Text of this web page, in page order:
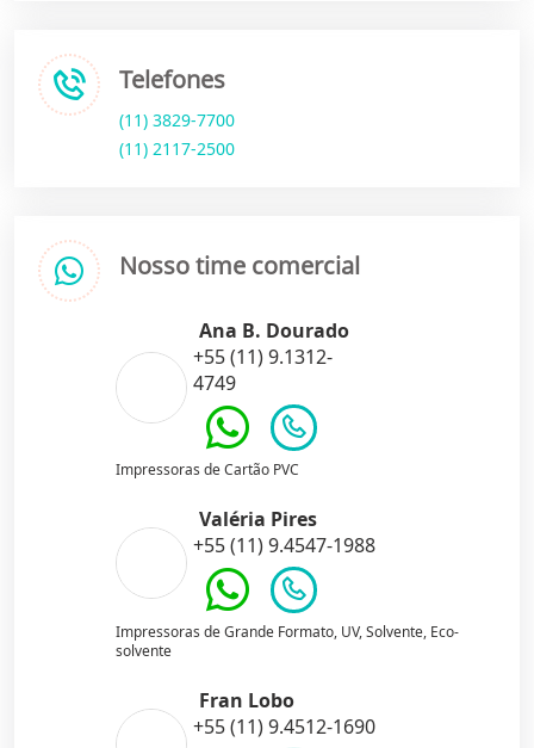
Telefones
(11) 3829-7700
(11) 2117-2500
Nosso time comercial
Ana B. Dourado
+55 (11) 9.1312-
4749
Impressoras de Cartão PVC
Valéria Pires
+55 (11) 9.4547-1988
Impressoras de Grande Formato, UV, Solvente, Eco-
solvente
Fran Lobo
+55 (11) 9.4512-1690